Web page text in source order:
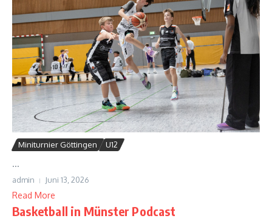
Miniturnier Göttingen U12
...
admin Juni 13, 2026
Read More
Basketball in Münster Podcast